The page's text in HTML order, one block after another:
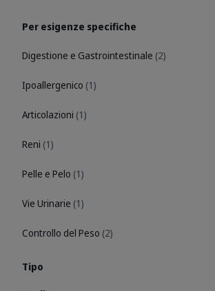
Per esigenze specifiche
Digestione e Gastrointestinale (2)
Ipoallergenico (1)
Articolazioni (1)
Reni (1)
Pelle e Pelo (1)
Vie Urinarie (1)
Controllo del Peso (2)
Tipo